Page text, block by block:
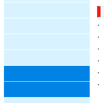
·
·
·
·
·
·